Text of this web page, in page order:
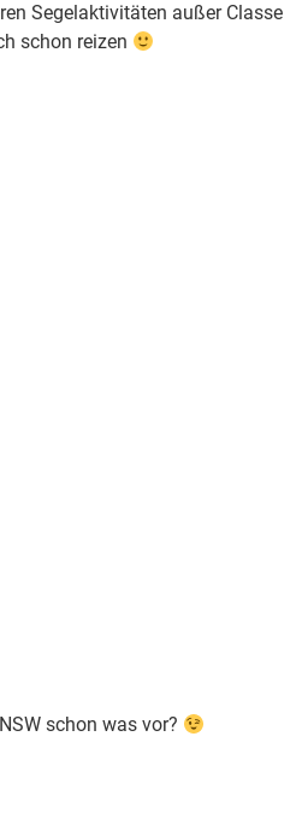
Segelaktivitäten außer Classe
schon reizen
schon was vor?